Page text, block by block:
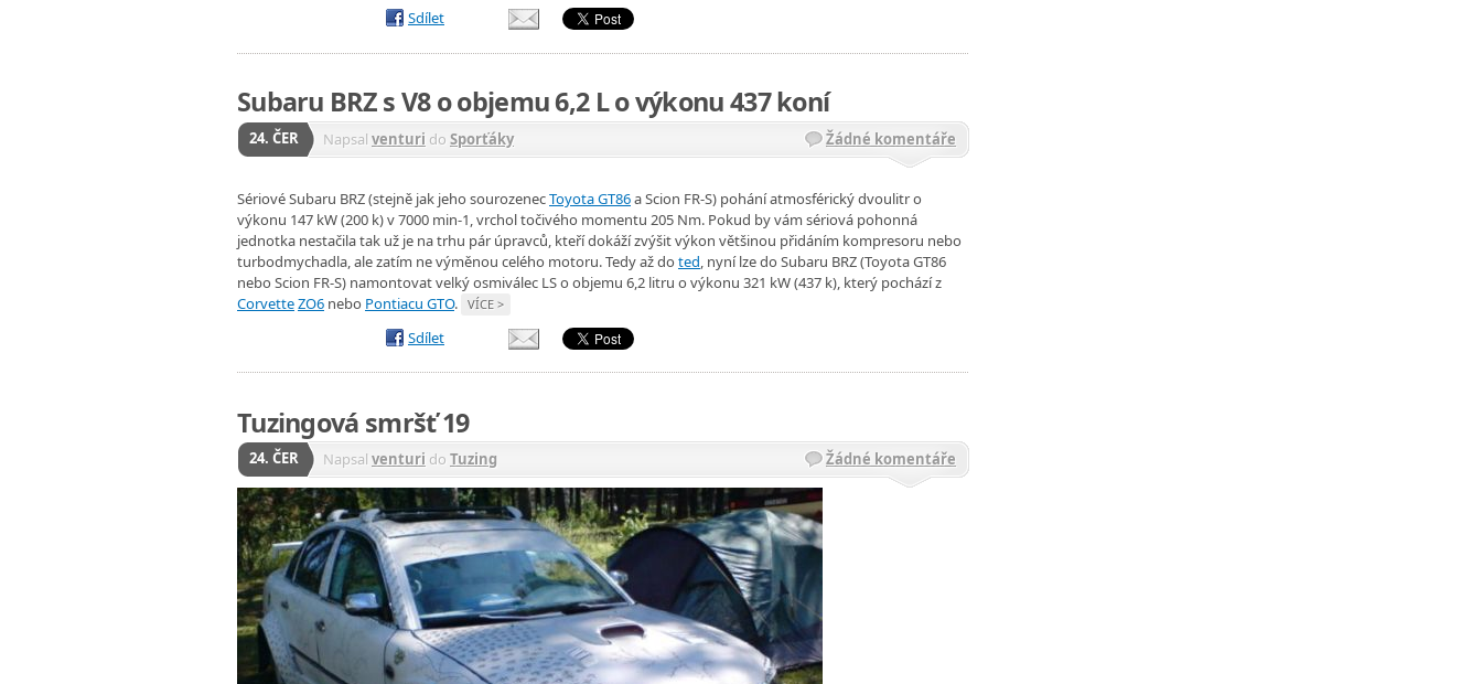
Sdílet
Subaru BRZ s V8 o objemu 6,2 L o výkonu 437 koní
24. ČER Napsal venturi do Sporťáky Žádné komentáře
Sériové Subaru BRZ (stejně jak jeho sourozenecToyota GT86a Scion FR-S) pohání atmosférický dvoulitr o
výkonu 147 kW (200 k) v 7000 min-1, vrchol točivého momentu 205 Nm. Pokud by vám sériová pohonná
jednotka nestačila tak už je na trhu pár úpravců, kteří dokáží zvýšit výkon většinou přidáním kompresoru nebo
turbodmychadla, ale zatím ne výměnou celého motoru. Tedy až do ted, nyní lze do Subaru BRZ (Toyota GT86
nebo Scion FR-S) namontovat velký osmiválec LS o objemu 6,2 litru o výkonu 321 kW (437 k), který pochází z
CorvetteZO6 nebo Pontiacu GTO. VÍCE >
Sdílet
Tuzingová smršť 19
24. ČER Napsal venturi do Tuzing Žádné komentáře